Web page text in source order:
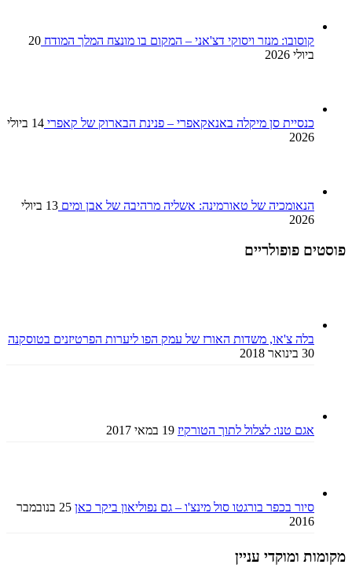
קוסובו: מנזר ויסוקי דצ'אני – המקום בו מונצח המלך המודח 20
ביולי 2026
כנסיית סן מיקלה באנאקאפרי – פנינת הבארוק של קאפרי
14 ביולי
2026
הנאומכיה של טאורמינה: אשליה מרהיבה של אבן ומים
13 ביולי
2026
פוסטים פופולריים
בלה צ'או, משדות האורז של עמק הפו ליערות הפרטיזנים בטוסקנה
30 בינואר 2018
אגם טנו: לצלול לתוך הטורקיז 19 במאי 2017
סיור בכפר בורגטו סול מינצ'ו – גם נפוליאון ביקר כאן
25 בנובמבר
2016
מקומות ומוקדי עניין